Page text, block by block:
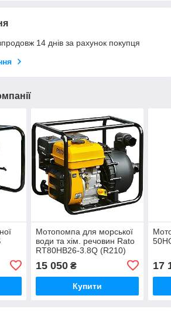
14 днів за рахунок покупця
Мотопомпа для морської
води та хім. речовин Rato
RT80HB26-3.8Q (R210)
15 050₴
Купити
17